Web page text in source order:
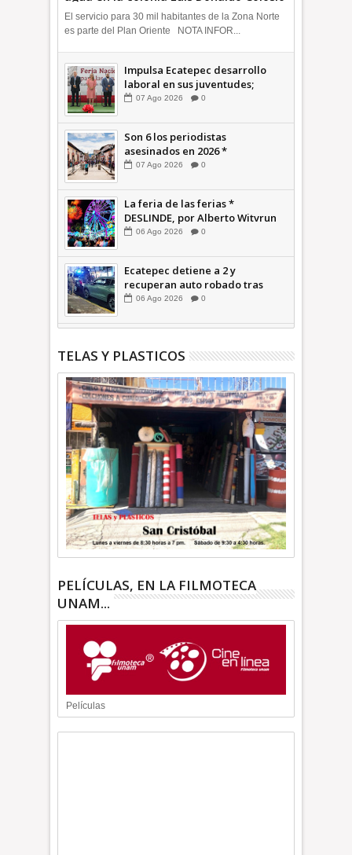
+Video | INFORMATIVA
El servicio para 30 mil habitantes de la Zona Norte
es parte del Plan Oriente NOTA INFOR...
Impulsa Ecatepec desarrollo
laboral en sus juventudes;
inauguran Feria de Empleo y
INFORMATIVA
07 Ago 2026 0
Son 6 los periodistas
asesinados en 2026 *
COMENTARIO A TIEMPO
07 Ago 2026 0
La feria de las ferias *
DESLINDE, por Alberto Witvrun
06 Ago 2026 0
Ecatepec detiene a 2 y
recuperan auto robado tras
operativo con Tecámac +Video
06 Ago 2026 0
TELAS Y PLASTICOS
PELÍCULAS, EN LA FILMOTECA
UNAM...
Películas